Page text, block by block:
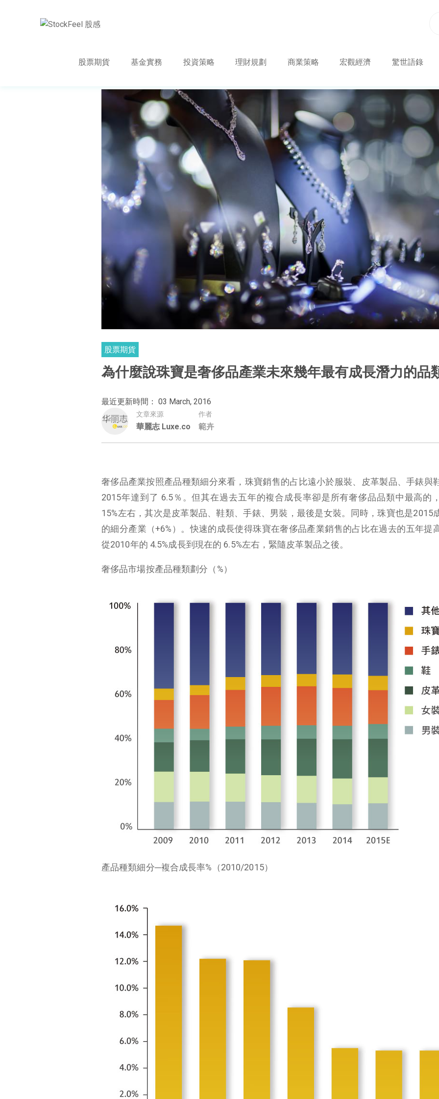
股票期貨 基金實務 投資策略 理財規劃 商業策略 宏觀經濟 驚世語錄
股票期貨
為什麼說珠寶是奢侈品產業未來幾年最有成長潛力的品
最近更新時間： 03 March, 2016
文章來源
華麗志 Luxe.co
作者
範卉
奢侈品產業按照產品種類細分來看，珠寶銷售的占比遠小於服裝、皮革製品、手錶與
2015年達到了 6.5％。但其在過去五年的複合成長率卻是所有奢侈品品類中最高的
15%左右，其次是皮革製品、鞋類、手錶、男裝，最後是女裝。同時，珠寶也是2015
的細分產業（+6%）。快速的成長使得珠寶在奢侈品產業銷售的占比在過去的五年提
從2010年的 4.5%成長到現在的 6.5%左右，緊隨皮革製品之後。
奢侈品市場按產品種類劃分（%）
產品種類細分─複合成長率%（2010/2015）